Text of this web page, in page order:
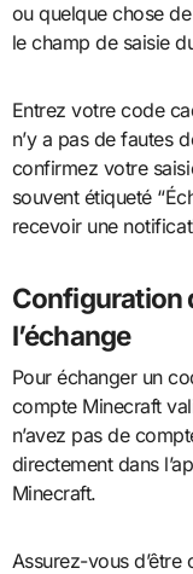
ou quelque chose
le champ de saisie
Entrez votre code
n’y a pas de fautes
confirmez votre
souvent étiqueté
recevoir une
Configuration
l’échange
Pour échanger un
compte Minecraft
n’avez pas de
directement dans
Minecraft.
Assurez-vous